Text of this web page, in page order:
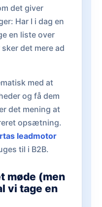
det giver
Har I i dag en
en liste over
det mere ad
med at
og få dem
det mening at
opsætning.
leadmotor
til i B2B.
møde (men
vi tage en